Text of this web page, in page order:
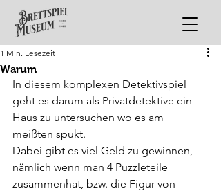
Warum
1 Min. Lesezeit
In diesem komplexen Detektivspiel
geht es darum als Privatdetektive ein
Haus zu untersuchen wo es am
meißten spukt.
Dabei gibt es viel Geld zu gewinnen,
nämlich wenn man 4 Puzzleteile
zusammenhat, bzw. die Figur von